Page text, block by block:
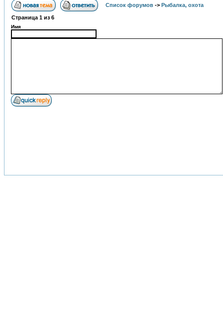
Список форумов -> Рыбалка, охота
Страница 1 из 6
Имя